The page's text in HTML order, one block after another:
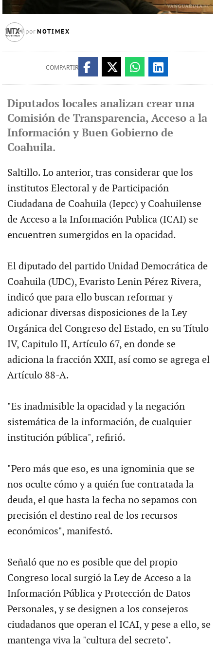
por NOTIMEX
COMPARTIR
Diputados locales analizan crear una
Comisión de Transparencia, Acceso a la
Información y Buen Gobierno de
Coahuila.
Saltillo. Lo anterior, tras considerar que los
institutos Electoral y de Participación
Ciudadana de Coahuila (Iepcc) y Coahuilense
de Acceso a la Información Publica (ICAI) se
encuentren sumergidos en la opacidad.
El diputado del partido Unidad Democrática de
Coahuila (UDC), Evaristo Lenin Pérez Rivera,
indicó que para ello buscan reformar y
adicionar diversas disposiciones de la Ley
Orgánica del Congreso del Estado, en su Título
IV, Capitulo II, Artículo 67, en donde se
adiciona la fracción XXII, así como se agrega el
Artículo 88-A.
"Es inadmisible la opacidad y la negación
sistemática de la información, de cualquier
institución pública", refirió.
"Pero más que eso, es una ignominia que se
nos oculte cómo y a quién fue contratada la
deuda, el que hasta la fecha no sepamos con
precisión el destino real de los recursos
económicos", manifestó.
Señaló que no es posible que del propio
Congreso local surgió la Ley de Acceso a la
Información Pública y Protección de Datos
Personales, y se designen a los consejeros
ciudadanos que operan el ICAI, y pese a ello, se
mantenga viva la "cultura del secreto".